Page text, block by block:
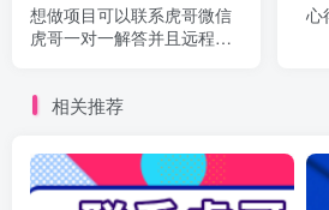
想做项目可以联系虎哥微信
虎哥一对一解答并且远程视
心
相关推荐